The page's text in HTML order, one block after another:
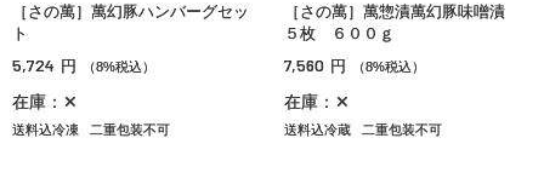
［さの萬］萬幻豚ハンバーグセッ
ト
5,724 円 （8%税込）
在庫：✕
送料込冷凍 二重包装不可
［さの萬］萬惣漬萬幻豚味噌漬
５枚 ６００ｇ
7,560 円 （8%税込）
在庫：✕
送料込冷蔵 二重包装不可